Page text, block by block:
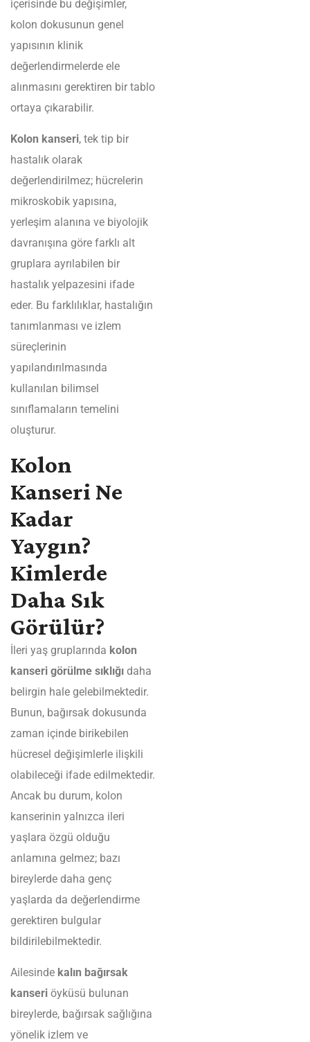
içerisinde bu değişimler,
kolon dokusunun genel
yapısının klinik
değerlendirmelerde ele
alınmasını gerektiren bir tablo
ortaya çıkarabilir.
Kolon kanseri, tek tip bir
hastalık olarak
değerlendirilmez; hücrelerin
mikroskobik yapısına,
yerleşim alanına ve biyolojik
davranışına göre farklı alt
gruplara ayrılabilen bir
hastalık yelpazesini ifade
eder. Bu farklılıklar, hastalığın
tanımlanması ve izlem
süreçlerinin
yapılandırılmasında
kullanılan bilimsel
sınıflamaların temelini
oluşturur.
Kolon
Kanseri Ne
Kadar
Yaygın?
Kimlerde
Daha Sık
Görülür?
İleri yaş gruplarında kolon
kanseri görülme sıklığı daha
belirgin hale gelebilmektedir.
Bunun, bağırsak dokusunda
zaman içinde birikebilen
hücresel değişimlerle ilişkili
olabileceği ifade edilmektedir.
Ancak bu durum, kolon
kanserinin yalnızca ileri
yaşlara özgü olduğu
anlamına gelmez; bazı
bireylerde daha genç
yaşlarda da değerlendirme
gerektiren bulgular
bildirilebilmektedir.
Ailesinde kalın bağırsak
kanseri öyküsü bulunan
bireylerde, bağırsak sağlığına
yönelik izlem ve